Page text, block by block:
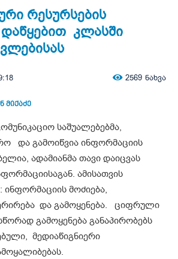
რესურსების
დაწყებით კლასში
2569 ნახვა
მიქაძე
საშუალებებმა,
და გამოიწვია ინფორმაციის
ადამიანმა თავი დაიცვას
ამისათვის
მოძიება,
და გამოყენება. ციფრული
გამოყენება განაპირობებს
მედიაწიგნიერი